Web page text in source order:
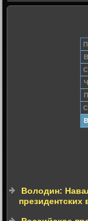
Володин:
президентских